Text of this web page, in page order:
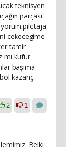
teknisyen
parçası
cekecegime
tamir
mı küfür
başıma
kazanç
2 1
Belki